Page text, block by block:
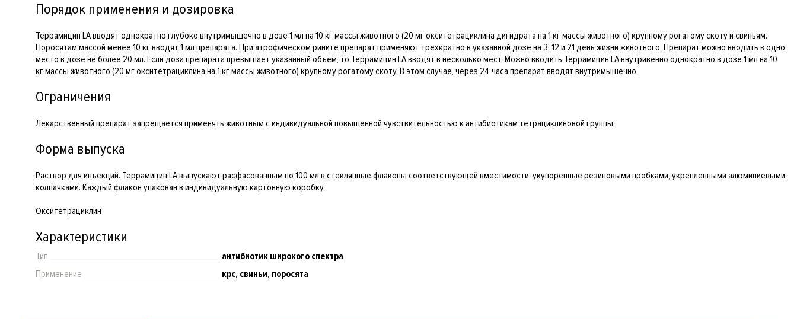
Порядок применения и дозировка
Террамицин LA вводят однократно глубоко внутримышечно в дозе 1 мл на 10 кг массы животного (20 мг окситетрациклина дигидрата на 1 кг массы животного) крупному рогатому скоту и свиньям.
Поросятам массой менее 10 кг вводят 1 мл препарата. При атрофическом рините препарат применяют трехкратно в указанной дозе на 3, 12 и 21 день жизни животного. Препарат можно вводить в одно
место в дозе не более 20 мл. Если доза препарата превышает указанный объем, то Террамицин LA вводят в несколько мест. Можно вводить Террамицин LA внутривенно однократно в дозе 1 мл на 10
кг массы животного (20 мг окситетрациклина на 1 кг массы животного) крупному рогатому скоту. В этом случае, через 24 часа препарат вводят внутримышечно.
Ограничения
Лекарственный препарат запрещается применять животным с индивидуальной повышенной чувствительностью к антибиотикам тетрациклиновой группы.
Форма выпуска
Раствор для инъекций. Террамицин LA выпускают расфасованным по 100 мл в стеклянные флаконы соответствующей вместимости, укупоренные резиновыми пробками, укрепленными алюминиевыми
колпачками. Каждый флакон упакован в индивидуальную картонную коробку.
Окситетрациклин
Характеристики
Тип
антибиотик широкого спектра
Применение
крс, свиньи, поросята